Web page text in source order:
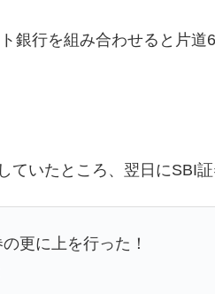
銀行を組み合わせると片
ていたところ、翌日にSBI証
更に上を行った！